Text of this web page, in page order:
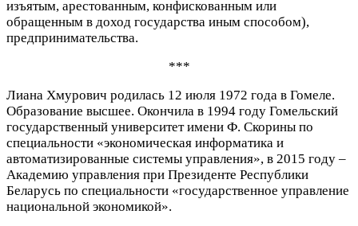
изъятым, арестованным, конфискованным или
обращенным в доход государства иным способом),
предпринимательства.
***
Лиана Хмурович родилась 12 июля 1972 года в Гомеле.
Образование высшее. Окончила в 1994 году Гомельский
государственный университет имени Ф. Скорины по
специальности «экономическая информатика и
автоматизированные системы управления», в 2015 году –
Академию управления при Президенте Республики
Беларусь по специальности «государственное управление
национальной экономикой».